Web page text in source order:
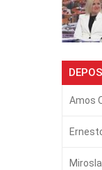
Amos